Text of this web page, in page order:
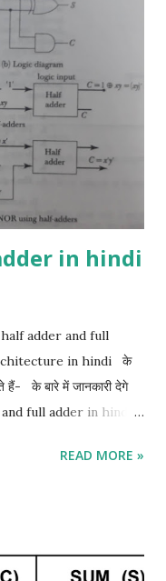
in hindi
adder and full
in hindi के
हैं- के बारे में जानकारी देगे
and full adder in hindi:-
circuit 2
READ MORE »